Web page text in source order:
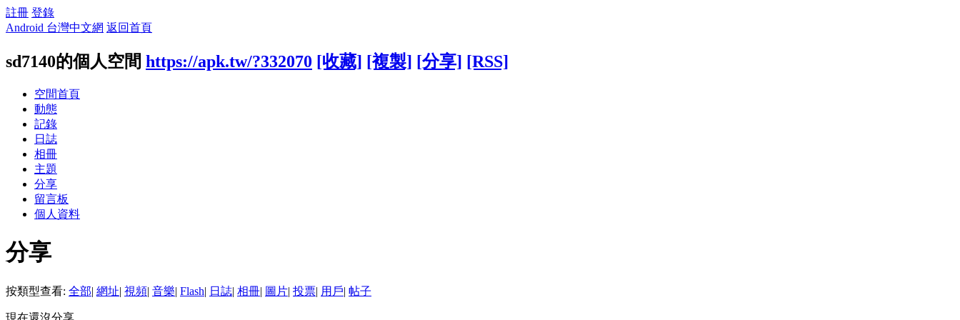
註冊 登錄
Android 台灣中文網 返回首頁
sd7140的個人空間 https://apk.tw/?332070 [收藏] [複製] [分享] [RSS]
空間首頁
動態
記錄
日誌
相冊
主題
分享
留言板
個人資料
分享
按類型查看: 全部| 網址| 視頻| 音樂| Flash| 日誌| 相冊| 圖片| 投票| 用戶| 帖子
現在還沒分享